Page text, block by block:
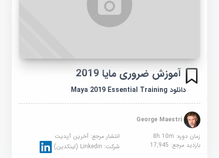
آموزش ضروری مایا 2019
دانلود Maya 2019 Essential Training
George Maestri
زمان دوره: 8h 10m
انتشار مرجع:آخرین آپدیت
بازدید مرجع:17,945 شرکت:Linkedin (لینکدین)